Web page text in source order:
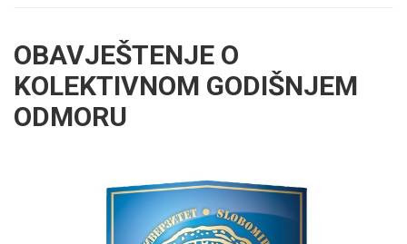
OBAVJEŠTENJE O
KOLEKTIVNOM GODIŠNJEM
ODMORU